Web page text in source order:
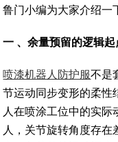
鲁门小编为大家介绍一
一 、余量预留的逻辑
喷漆机器人防护服不是
节运动同步变形的柔性
人在喷涂工位中的实际
人，关节旋转角度存在